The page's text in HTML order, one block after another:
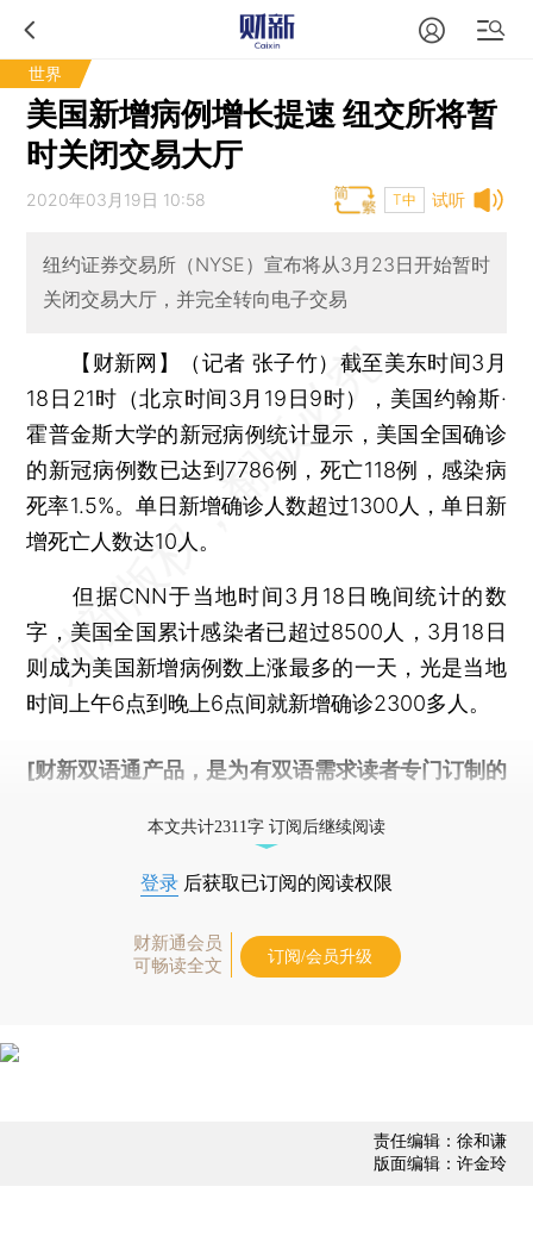
世界
美国新增病例增长提速 纽交所将暂
时关闭交易大厅
试听
2020年03月19日 10:58 T中
纽约证券交易所（NYSE）宣布将从3月23日开始暂时
关闭交易大厅，并完全转向电子交易
【财新网】（记者 张子竹） 截至美东时间3月
18日21时（北京时间3月19日9时），美国约翰斯·
霍普金斯大学的新冠病例统计显示，美国全国确诊
的新冠病例数已达到7786例，死亡118例，感染病
死率1.5%。单日新增确诊人数超过1300人，单日新
增死亡人数达10人。
但据CNN于当地时间3月18日晚间统计的数
字，美国全国累计感染者已超过8500人，3月18日
则成为美国新增病例数上涨最多的一天，光是当地
时间上午6点到晚上6点间就新增确诊2300多人。
[财新双语通产品，是为有双语需求读者专门订制的
本文共计2311字 订阅后继续阅读
登录 后获取已订阅的阅读权限
财新通会员
可畅读全文
订阅/会员升级
责任编辑：徐和谦
版面编辑：许金玲